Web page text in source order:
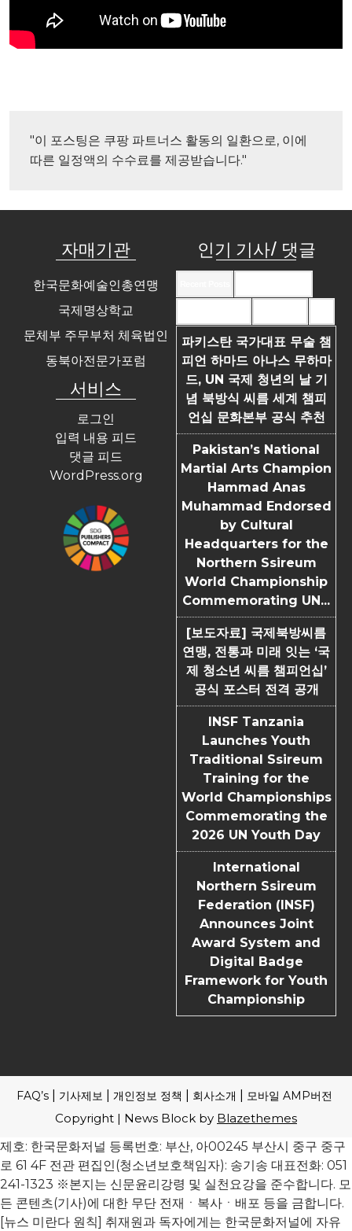
"이 포스팅은 쿠팡 파트너스 활동의 일환으로, 이에
따른 일정액의 수수료를 제공받습니다."
자매기관
한국문화예술인총연맹
국제명상학교
문체부 주무부처 체육법인
동북아전문가포럼
서비스
로그인
입력 내용 피드
댓글 피드
WordPress.org
인기 기사/ 댓글
파키스탄 국가대표 무술 챔
피언 하마드 아나스 무하마
드, UN 국제 청년의 날 기
념 북방식 씨름 세계 챔피
언십 문화본부 공식 추천
Pakistan’s National
Martial Arts Champion
Hammad Anas
Muhammad Endorsed
by Cultural
Headquarters for the
Northern Ssireum
World Championship
Commemorating UN...
[보도자료] 국제북방씨름
연맹, 전통과 미래 잇는 ‘국
제 청소년 씨름 챔피언십’
공식 포스터 전격 공개
INSF Tanzania
Launches Youth
Traditional Ssireum
Training for the
World Championships
Commemorating the
2026 UN Youth Day
International
Northern Ssireum
Federation (INSF)
Announces Joint
Award System and
Digital Badge
Framework for Youth
Championship
FAQ’s 기사제보 개인정보 정책 회사소개 모바일 AMP버전
Copyright | News Block by Blazethemes
제호: 한국문화저널 등록번호: 부산, 아00245 부산시 중구 중구
로 61 4F 전관 편집인(청소년보호책임자): 송기송 대표전화: 051
241-1323 ※본지는 신문윤리강령 및 실천요강을 준수합니다. 모
든 콘텐츠(기사)에 대한 무단 전재ㆍ복사ㆍ배포 등을 금합니다.
[뉴스 미란다 원칙] 취재원과 독자에게는 한국문화저널에 자유